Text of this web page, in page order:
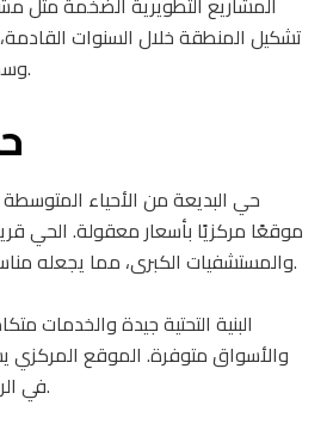
تشكيل المنطقة خلال السنوات
وسط الرياض خيارًا استراتيجيًا.
حي البديعة من الأحياء
موقعًا مركزيًا بأسعار معقولة. الحي
والمستشفيات الكبرى، مما يجعله مناسبًا للموظفين الحكوميين.
البنية التحتية جيدة والخدمات
والأسواق متوفرة. الموقع
في الرياض خلال وقت معقول.